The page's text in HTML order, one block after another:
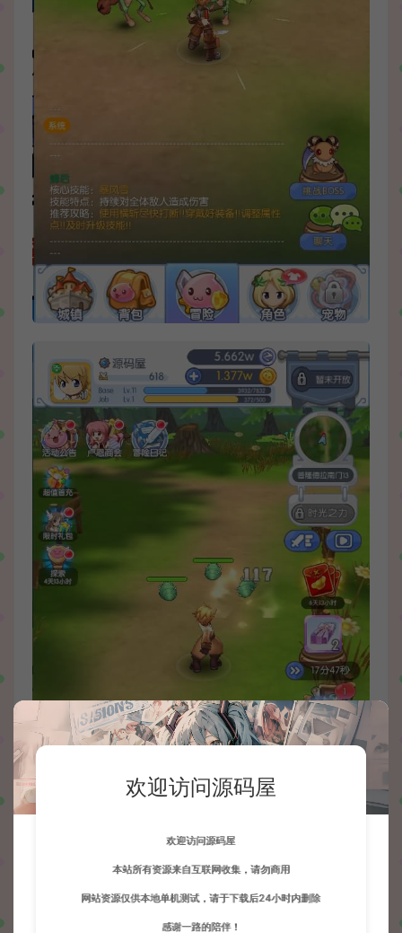
欢迎访问源码屋
欢迎访问源码屋
本站所有资源来自互联网收集，请勿商用
网站资源仅供本地单机测试，请于下载后24小时内删除
感谢一路的陪伴！